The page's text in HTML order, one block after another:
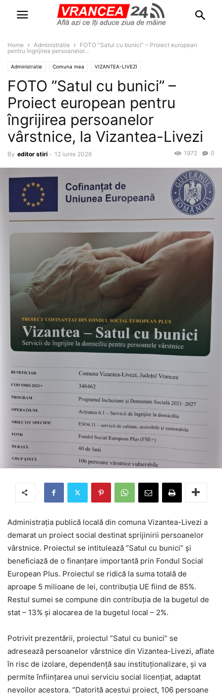
Home Administratie
FOTO ”Satul cu bunici” – Proiect european
pentru îngrijirea persoanelor...
Administratie Comuna mea VIZANTEA-LIVEZI
FOTO ”Satul cu bunici” –
Proiect european pentru
îngrijirea persoanelor
vârstnice, la Vizantea-Livezi
By editor stiri - 12 iunie 2026 0
1972
Administrația publică locală din comuna Vizantea-Livezi a
demarat un proiect social destinat sprijinirii persoanelor
vârstnice. Proiectul se intitulează ”Satul cu bunici” și
beneficiază de o finanțare importantă prin Fondul Social
European Plus. Proiectul se ridică la suma totală de
aproape 5 milioane de lei, contribuția UE fiind de 85%.
Restul sumei se compune din contribuția de la bugetul de
stat – 13% și alocarea de la bugetul local – 2%.
Potrivit prezentării, proiectul ”Satul cu bunici” se
adresează persoanelor vârstnice din Vizantea-Livezi, aflate
în risc de izolare, dependență sau instituționalizare, și va
permite înființarea unui serviciu social licențiat, adaptat
nevoilor acestora. ”Datorită acestui proiect, 106 persoane